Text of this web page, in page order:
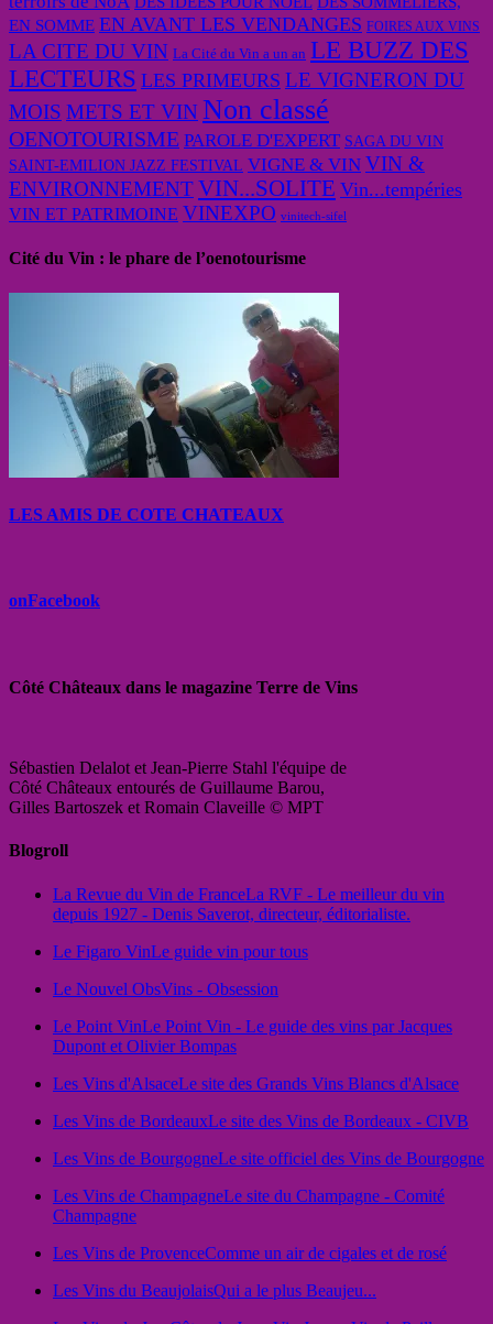
EN SOMME EN AVANT LES VENDANGES FOIRES AUX VINS
LA CITE DU VIN La Cité du Vin a un an LE BUZZ DES
LECTEURS LES PRIMEURS LE VIGNERON DU
MOIS METS ET VIN Non classé
OENOTOURISME PAROLE D'EXPERT SAGA DU VIN
SAINT-EMILION JAZZ FESTIVAL VIGNE & VIN VIN &
ENVIRONNEMENTVIN...SOLITE Vin...tempéries
VIN ET PATRIMOINE VINEXPO vinitech-sifel
Cité du Vin : le phare de l’oenotourisme
LES AMIS DE COTE CHATEAUX
onFacebook
Côté Châteaux dans le magazine Terre de Vins
Sébastien Delalot et Jean-Pierre Stahl l'équipe de
Côté Châteaux entourés de Guillaume Barou,
Gilles Bartoszek et Romain Claveille © MPT
Blogroll
La Revue du Vin de FranceLa RVF - Le meilleur du vin
depuis 1927 - Denis Saverot, directeur, éditorialiste.
Le Figaro VinLe guide vin pour tous
Le Nouvel ObsVins - Obsession
Le Point VinLe Point Vin - Le guide des vins par Jacques
Dupont et Olivier Bompas
Les Vins d'AlsaceLe site des Grands Vins Blancs d'Alsace
Les Vins de BordeauxLe site des Vins de Bordeaux - CIVB
Les Vins de BourgogneLe site officiel des Vins de Bourgogne
Les Vins de ChampagneLe site du Champagne - Comité
Champagne
Les Vins de ProvenceComme un air de cigales et de rosé
Les Vins du BeaujolaisQui a le plus Beaujeu...